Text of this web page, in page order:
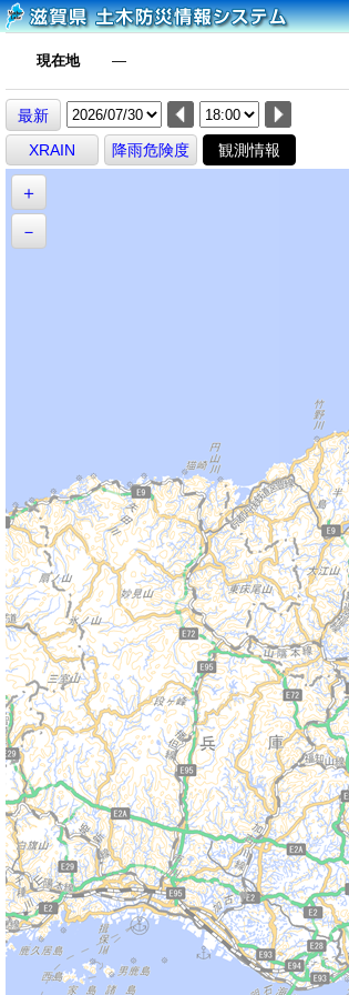
現在地 ―
最新
XRAIN
降雨危険度 観測情報
＋
－